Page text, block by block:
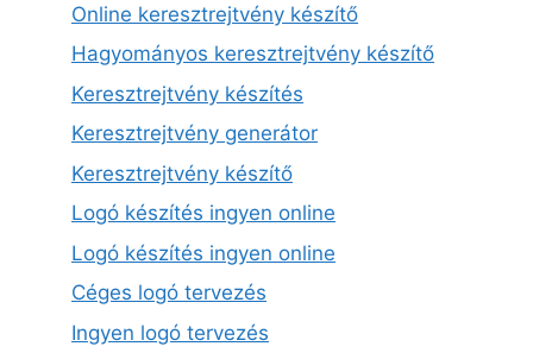
Online keresztrejtvény készítő
Hagyományos keresztrejtvény készítő
Keresztrejtvény készítés
Keresztrejtvény generátor
Keresztrejtvény készítő
Logó készítés ingyen online
Logó készítés ingyen online
Céges logó tervezés
Ingyen logó tervezés